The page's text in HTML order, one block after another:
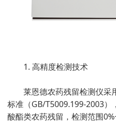
1. 高精度检测技术
莱恩德农药残留检测仪采
标准（GB/T5009.199-2003）
酸酯类农药残留，检测范围